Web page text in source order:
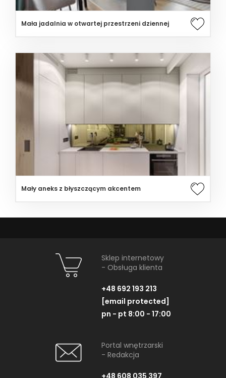
Mała jadalnia w otwartej przestrzeni dziennej
Mały aneks z błyszczącym akcentem
Sklep internetowy
- Obsługa klienta
+48 692 193 213
[email protected]
pn - pt 8:00 - 17:00
Portal wnętrzarski
- Redakcja
+48 608 035 397